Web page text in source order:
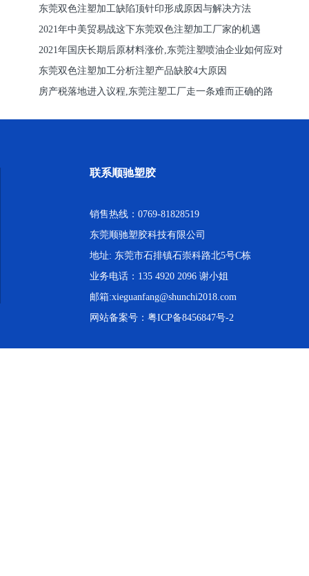
东莞双色注塑加工缺陷顶针印形成原因与解决方法
2021年中美贸易战这下东莞双色注塑加工厂家的机遇
2021年国庆长期后原材料涨价,东莞注塑喷油企业如何应对
东莞双色注塑加工分析注塑产品缺胶4大原因
房产税落地进入议程,东莞注塑工厂走一条难而正确的路
联系顺驰塑胶
销售热线：0769-81828519
东莞顺驰塑胶科技有限公司
地址: 东莞市石排镇石崇科路北5号C栋
业务电话：135 4920 2096 谢小姐
邮箱:xieguanfang@shunchi2018.com
网站备案号： 粤ICP备8456847号-2